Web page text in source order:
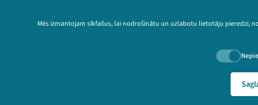
Mēs izmantojam sīkfailus, lai nodrošinātu un uzlabotu lietotāju pieredzi,
Privātuma politika
Lietošanas noteikumi un sīkdatņu politika
© 2026 Sarunu festivāls LAMPA Visas tiesības
🔗